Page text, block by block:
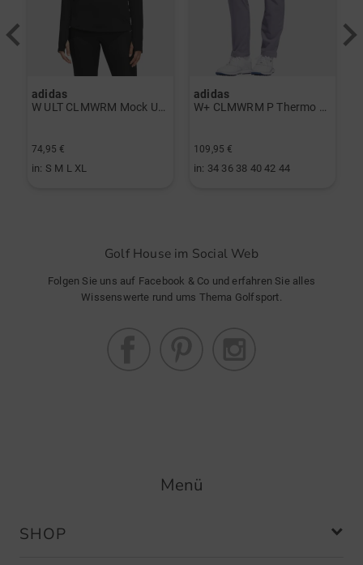
adidas
W ULT CLMWRM Mock Unterzieher schwarz
74,95 €
in: S M L XL
adidas
W+ CLMWRM P Thermo Hose grau
109,95 €
in: 34 36 38 40 42 44
Golf House im Social Web
Folgen Sie uns auf Facebook & Co und erfahren Sie alles
Wissenswerte rund ums Thema Golfsport.
Menü
SHOP